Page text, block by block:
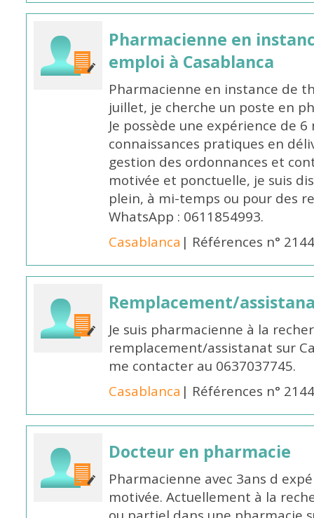
Pharmacienne en
emploi à Casablanca
Pharmacienne en instance de
juillet, je cherche un poste en
Je possède une expérience de
connaissances pratiques en
gestion des ordonnances et
motivée et ponctuelle, je suis
plein, à mi-temps ou pour des
WhatsApp : 0611854993.
Casablanca | Références n°
Remplacement/
Je suis pharmacienne à la
remplacement/assistanat sur
me contacter au 0637037745.
Casablanca | Références n°
Docteur en pharmacie
Pharmacienne avec 3ans d
motivée. Actuellement à la